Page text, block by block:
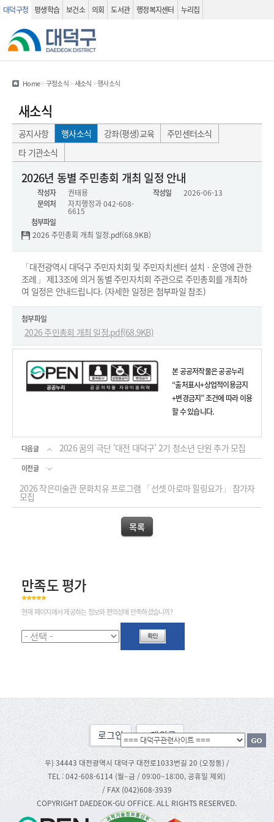
대덕구청 평생학습 보건소 의회 도서관 행정복지센터 누리집
Home>구정소식>새소식>행사소식
새소식
공지사항 행사소식 강좌(평생)교육
주민센터소식
타 기관소식
행사소식(상세화면) - 제목, 작성자, 작성일 , 문의처 , 내용 , 첨부파일 정보를 제공하는 표 입니다.
2026년 동별 주민총회 개최 일정 안내
작성자 권태용 작성일
2026-06-13
문의처
자치행정과042-608-
6615
첨부파일
2026 주민총회 개최 일정.pdf(68.9KB)
「대전광역시 대덕구 주민자치회 및 주민자치센터 설치ㆍ운영에 관한
조례」 제13조에 의거 동별 주민자치회 주관으로 주민총회를 개최하
여 일정은 안내드립니다. (자세한 일정은 첨부파일 참조)
첨부파일
2026 주민총회 개최 일정.pdf(68.9KB)
본 공공저작물은 공공누리
“출처표시+상업적이용금지
+변경금지” 조건에 따라 이용
할 수 있습니다.
다음글 2026 꿈의 극단 '대전 대덕구' 2기 청소년 단원 추가 모집
이전글
2026 작은미술관 문화치유 프로그램 「선셋 아로마 힐링요가」 참가자
모집
목록
만족도 평가
현재 페이지에서 제공하는 정보와 편의성에 만족하셨습니까?
로그인 맨위로
우) 34443 대전광역시 대덕구 대전로1033번길 20 (오정동) /
TEL : 042-608-6114 (월~금 / 09:00~18:00, 공휴일 제외)
/ FAX (042)608-3939
COPYRIGHT DAEDEOK-GU OFFICE. ALL RIGHTS RESERVED.